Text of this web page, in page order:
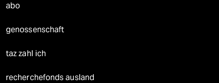
abo
genossenschaft
taz zahl ich
recherchefonds ausland